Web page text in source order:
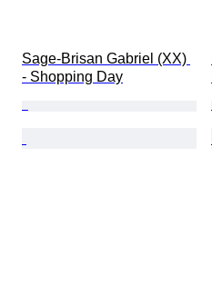
Sage-Brisan Gabriel (XX)
- Shopping Day